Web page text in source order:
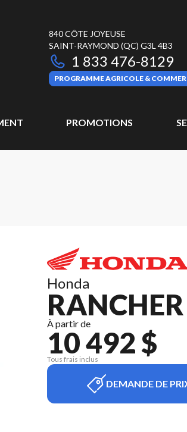
840 CÔTE JOYEUSE
SAINT-RAYMOND (QC) G3L 4B3
1 833 476-8129
PROGRAMME AGRICOLE &
PROMOTIONS
Honda
À partir de
10 492 $
Tous frais inclus
DEMANDE DE